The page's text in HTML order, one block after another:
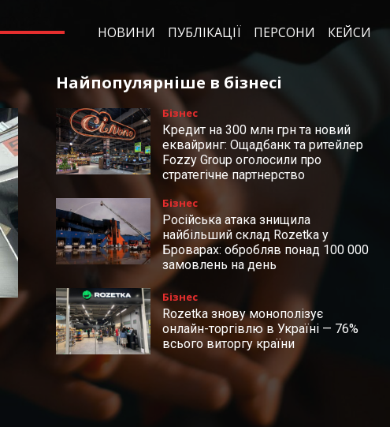
НОВИНИ ПУБЛІКАЦІЇ ПЕРСОНИ КЕЙСИ
Найпопулярніше в бізнесі
Бізнес
Кредит на 300 млн грн та новий
еквайринг: Ощадбанк та ритейлер
Fozzy Group оголосили про
стратегічне партнерство
Бізнес
Російська атака знищила
найбільший склад Rozetka у
Броварах: обробляв понад 100 000
замовлень на день
Бізнес
Rozetka знову монополізує
онлайн-торгівлю в Україні — 76%
всього виторгу країни